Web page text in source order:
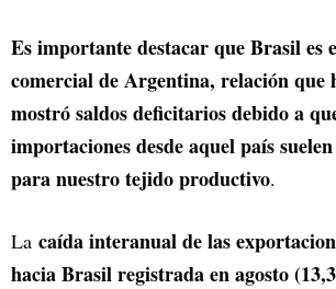
Es importante destacar que Brasil es
comercial de Argentina, relación que
mostró saldos deficitarios debido a
importaciones desde aquel país
para nuestro tejido productivo.
La caída interanual de las
hacia Brasil registrada en agosto